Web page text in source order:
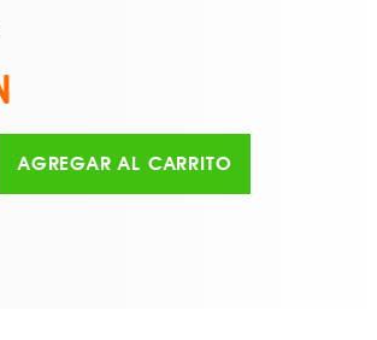
AGREGAR AL CARRITO